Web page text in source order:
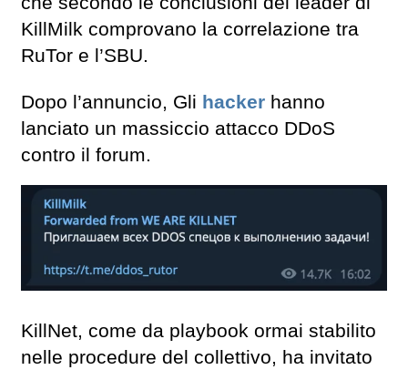
KillMilk comprovano la correlazione tra
RuTor e l’SBU.
Dopo l’annuncio, Gli hacker hanno
lanciato un massiccio attacco DDoS
contro il forum.
KillNet, come da playbook ormai stabilito
nelle procedure del collettivo, ha invitato